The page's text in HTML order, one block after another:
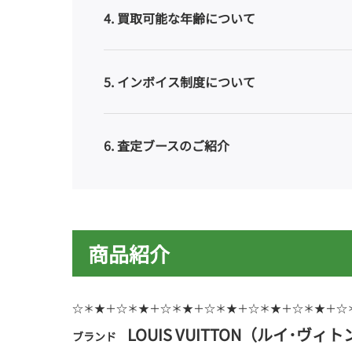
4 買取可能な年齢について
5 インボイス制度について
6 査定ブースのご紹介
商品紹介
☆＊★＋☆＊★＋☆＊★＋☆＊★＋☆＊★＋☆＊★＋☆
ブランド LOUIS VUITTON（ルイ･ヴィト